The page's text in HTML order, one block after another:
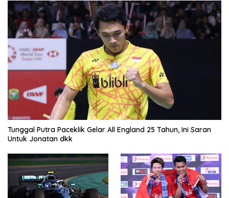
Tunggal Putra Paceklik Gelar All England 25 Tahun, Ini Saran
Untuk Jonatan dkk